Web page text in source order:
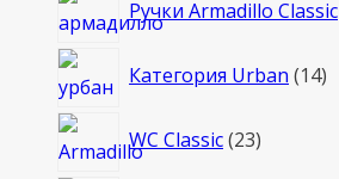
Ручки Armadillo Classic
Категория Urban 1414
WC Classic 2323